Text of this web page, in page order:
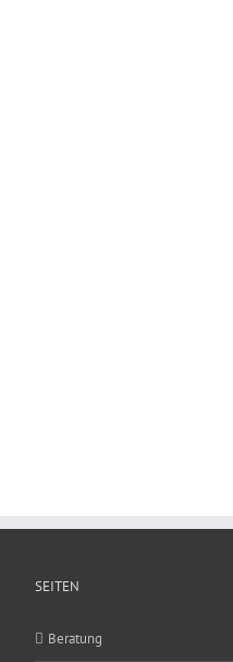
SEITEN
Beratung